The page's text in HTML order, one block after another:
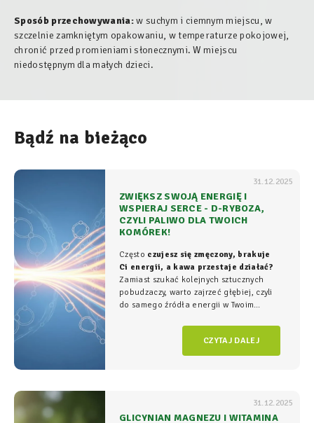
Sposób przechowywania:w suchym i ciemnym miejscu, w
szczelnie zamkniętym opakowaniu, w temperaturze pokojowej,
chronić przed promieniami słonecznymi. W miejscu
niedostępnym dla małych dzieci.
Bądź na bieżąco
31.12.2025
ZWIĘKSZ SWOJĄ ENERGIĘ I
WSPIERAJ SERCE - D-RYBOZA,
CZYLI PALIWO DLA TWOICH
KOMÓREK!
Często czujesz się zmęczony, brakuje
Ci energii, a kawa przestaje działać?
Zamiast szukać kolejnych sztucznych
pobudzaczy, warto zajrzeć głębiej, czyli
do samego źródła energii w Twoim
komórkowym rozgrywa się cała
CZYTAJ DALEJ
31.12.2025
GLICYNIAN MAGNEZU I WITAMINA